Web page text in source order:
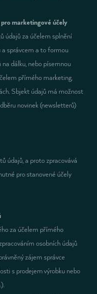
pro marketingové účely
údajů za účelem splnění
správcem a to formou
dálku, nebo písemnou
přímého marketing,
Sbjekt údajů má možnost
novinek (newsletterů)
údajů, a proto zpracovává
pro stanovené účely
za účelem přímého
osobních údajů
zájem správce
s prodejem výrobku nebo